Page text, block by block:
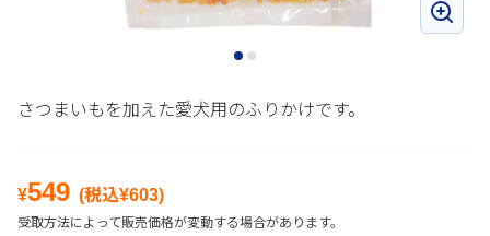
さつまいもを加えた愛犬用のふりかけです。
¥549 (税込¥603)
受取方法によって販売価格が変動する場合があります。